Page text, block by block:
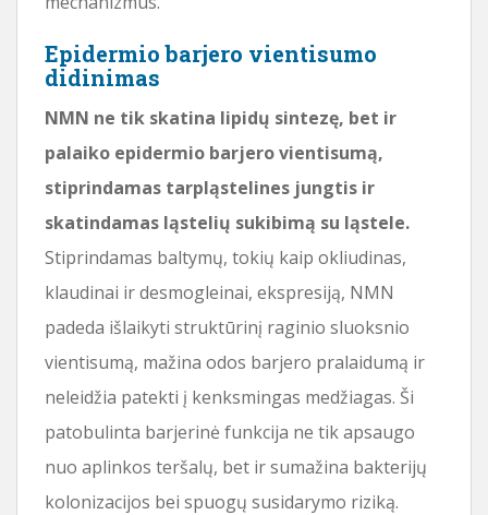
Epidermio barjero vientisumo
didinimas
NMN ne tik skatina lipidų sintezę, bet ir
palaiko epidermio barjero vientisumą,
stiprindamas tarpląstelines jungtis ir
skatindamas ląstelių sukibimą su ląstele.
Stiprindamas baltymų, tokių kaip okliudinas,
klaudinai ir desmogleinai, ekspresiją, NMN
padeda išlaikyti struktūrinį raginio sluoksnio
vientisumą, mažina odos barjero pralaidumą ir
neleidžia patekti į kenksmingas medžiagas. Ši
patobulinta barjerinė funkcija ne tik apsaugo
nuo aplinkos teršalų, bet ir sumažina bakterijų
kolonizacijos bei spuogų susidarymo riziką.